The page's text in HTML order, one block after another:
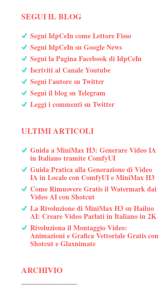
SEGUI IL BLOG
Segui IdpCeIn come Lettore Fisso
Segui IdpCeIn su Google News
Segui la Pagina Facebook di IdpCeIn
Iscriviti al Canale Youtube
Segui l'autore su Twitter
Segui il blog su Telegram
Leggi i commenti su Twitter
ULTIMI ARTICOLI
Guida a MiniMax H3: Generare Video IA
in Italiano tramite ComfyUI
Guida Pratica alla Generazione di Video
IA in Locale con ComfyUI e MiniMax H3
Come Rimuovere Gratis il Watermark dai
Video AI con Shotcut
La Rivoluzione di MiniMax H3 su Hailuo
AI: Creare Video Parlati in Italiano in 2K
Rivoluziona il Montaggio Video:
Animazioni e Grafica Vettoriale Gratis con
Shotcut e Glaxnimate
ARCHIVIO